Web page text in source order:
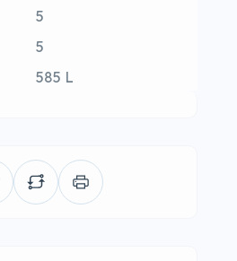
5
5
585 L